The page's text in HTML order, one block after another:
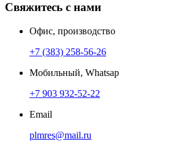
Свяжитесь с нами
Офис, производство
+7 (383) 258-56-26
Мобильный, Whatsap
+7 903 932-52-22
Email
plmres@mail.ru